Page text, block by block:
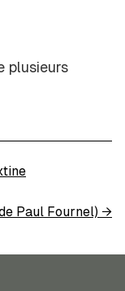
plusieurs
Paul Fournel) →